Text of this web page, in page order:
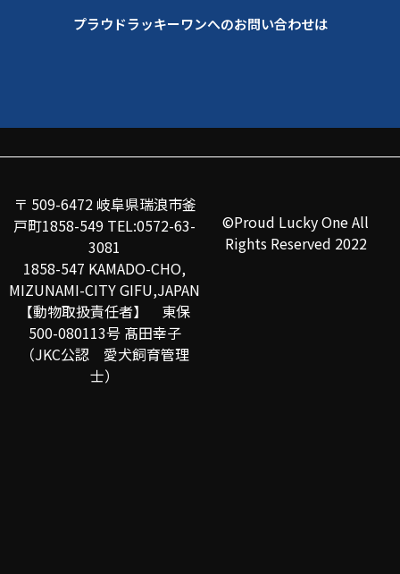
プラウドラッキーワンへのお問い合わせは
〒 509-6472 岐阜県瑞浪市釜
戸町1858-549 TEL:0572-63-
3081
1858-547 KAMADO-CHO,
MIZUNAMI-CITY GIFU,JAPAN
【動物取扱責任者】 東保
500-080113号 髙田幸子
（JKC公認 愛犬飼育管理
士）
©Proud Lucky One All
Rights Reserved 2022